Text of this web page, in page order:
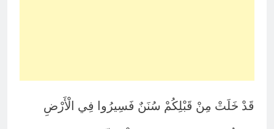
قَدْ خَلَتْ مِنْ قَبْلِكُمْ سُنَنٌ فَسِيرُوا فِي الْأَرْضِ